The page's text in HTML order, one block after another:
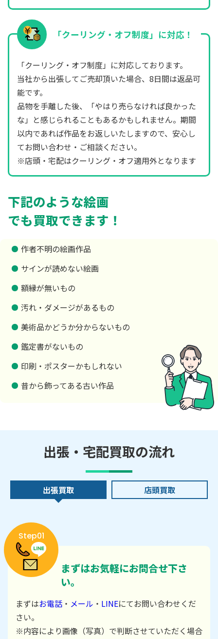
「クーリング・オフ制度」に対応！
「クーリング・オフ制度」に対応しております。
当社から出張してご売却頂いた場合、8日間は返品可
能です。
品物を手離した後、「やはり売らなければ良かった
な」と感じられることもあるかもしれません。期間
以内であれば作品をお返しいたしますので、安心し
てお問い合わせ・ご相談ください。
※店頭・宅配はクーリング・オフ適用外となります
下記のような絵画
でも買取できます！
作者不明の絵画作品
サインが読めない絵画
額縁が無いもの
汚れ・ダメージがあるもの
美術品かどうか分からないもの
鑑定書がないもの
印刷・ポスターかもしれない
昔から飾ってある古い作品
出張・宅配買取の流れ
出張買取 店頭買取
Step01
まずはお気軽にお問合せ下さ
い。
まずはお電話 ・ メール ・ LINEにてお問い合わせくだ
さい。
※内容により画像（写真）で判断させていただく場合